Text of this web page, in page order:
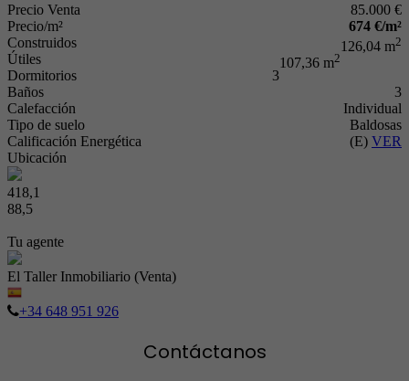
Precio Venta
85.000 €
Precio/m²
674 €/m²
Construidos
126,04 m2
Útiles 107,36 m2
Dormitorios
3
Baños
3
Calefacción
Individual
Tipo de suelo
Baldosas
Calificación Energética
(E) VER
Ubicación
418,1
88,5
Tu agente
El Taller Inmobiliario (Venta)
+34 648 951 926
Contáctanos